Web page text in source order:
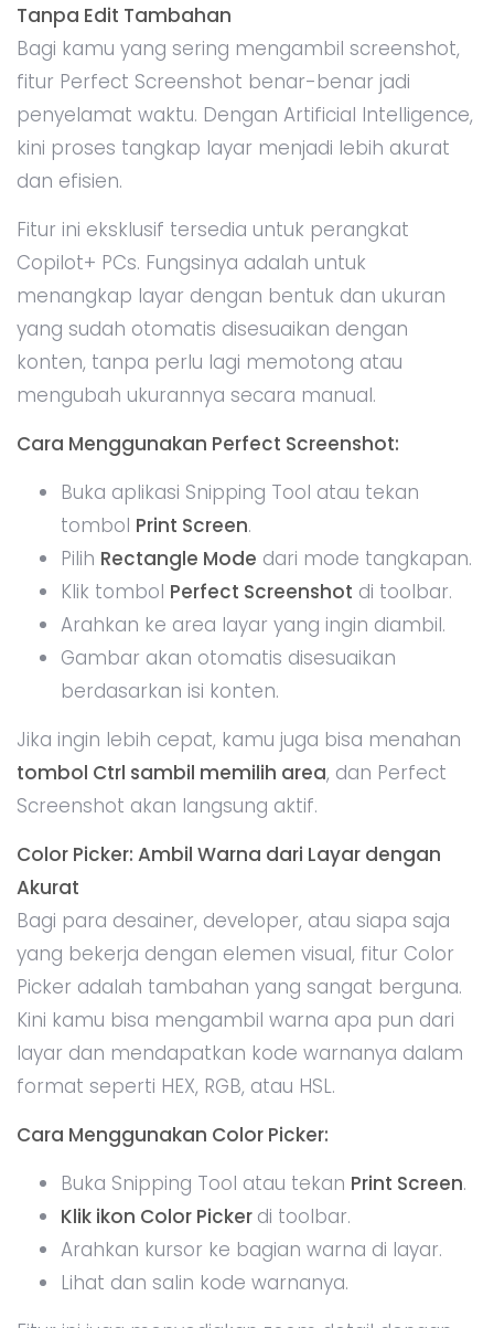
Tanpa Edit Tambahan
Bagi kamu yang sering mengambil screenshot,
fitur Perfect Screenshot benar-benar jadi
penyelamat waktu. Dengan Artificial Intelligence,
kini proses tangkap layar menjadi lebih akurat
dan efisien.
Fitur ini eksklusif tersedia untuk perangkat
Copilot+ PCs. Fungsinya adalah untuk
menangkap layar dengan bentuk dan ukuran
yang sudah otomatis disesuaikan dengan
konten, tanpa perlu lagi memotong atau
mengubah ukurannya secara manual.
Cara Menggunakan Perfect Screenshot:
Buka aplikasi Snipping Tool atau tekan
tombol Print Screen.
Pilih Rectangle Mode dari mode tangkapan.
Klik tombol Perfect Screenshot di toolbar.
Arahkan ke area layar yang ingin diambil.
Gambar akan otomatis disesuaikan
berdasarkan isi konten.
Jika ingin lebih cepat, kamu juga bisa menahan
tombol Ctrl sambil memilih area, dan Perfect
Screenshot akan langsung aktif.
Color Picker: Ambil Warna dari Layar dengan
Akurat
Bagi para desainer, developer, atau siapa saja
yang bekerja dengan elemen visual, fitur Color
Picker adalah tambahan yang sangat berguna.
Kini kamu bisa mengambil warna apa pun dari
layar dan mendapatkan kode warnanya dalam
format seperti HEX, RGB, atau HSL.
Cara Menggunakan Color Picker:
Buka Snipping Tool atau tekan Print Screen.
Klik ikon Color Picker di toolbar.
Arahkan kursor ke bagian warna di layar.
Lihat dan salin kode warnanya.